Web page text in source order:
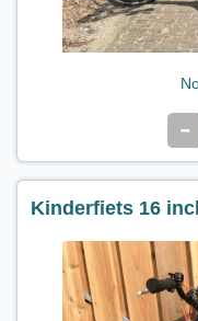
-
Kinderfiets 16
geschikt voor